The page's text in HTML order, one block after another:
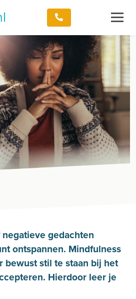
gedachten
ontspannen. Mindfulness
bewust stil te staan bij het
Hierdoor leer je